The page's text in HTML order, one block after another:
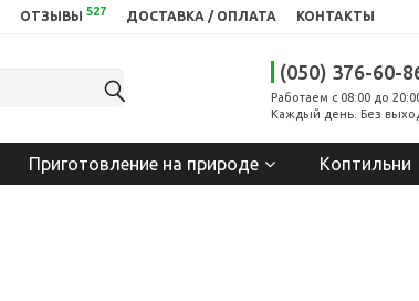
ОТЗЫВЫ 527 ДОСТАВКА / ОПЛАТА КОНТАКТЫ
(050) 376-60-
Работаем с 08:00 до
Каждый день. Без
Приготовление на природе Коптильни